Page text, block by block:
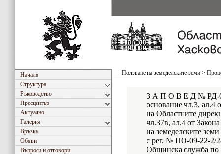
Начало
Структура
Ръководство
Пресцентър
Актуално
Галерия
Връзка
Обяви
Въпроси и отговори
Ползване на земеделските земи >
З А П О В Е Д № РД-
основание чл.3, ал.4
на Областните
чл.37в, ал.4 от
на земеделските
с рег. № ПО-09-22-2/
Общинска служба по